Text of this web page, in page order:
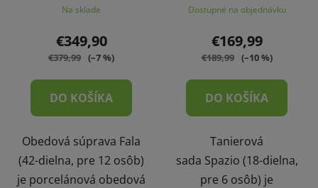
Na sklade
€349,90
€379,99 (–7 %)
DO KOŠÍKA
Obedová súprava Fala
(42-dielna, pre 12 osôb)
je porcelánová obedová
Dostupné na objednávku
€169,99
€189,99 (–10 %)
DO KOŠÍKA
Tanierová
sada Spazio (18-dielna,
pre 6 osôb) je